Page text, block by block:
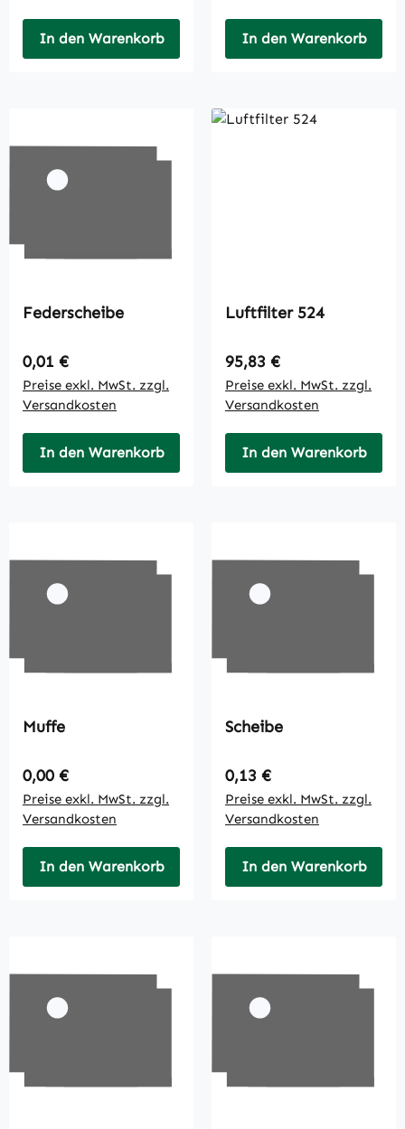
In den Warenkorb In den Warenkorb
Federscheibe
Regulärer Preis:
0,01 €
Preise exkl. MwSt. zzgl.
Versandkosten
In den Warenkorb
Luftfilter 524
Regulärer Preis:
95,83 €
Preise exkl. MwSt. zzgl.
Versandkosten
In den Warenkorb
Muffe
Regulärer Preis:
0,00 €
Preise exkl. MwSt. zzgl.
Versandkosten
In den Warenkorb
Scheibe
Regulärer Preis:
0,13 €
Preise exkl. MwSt. zzgl.
Versandkosten
In den Warenkorb